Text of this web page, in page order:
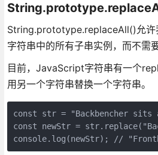
String.prototype.replaceAll()允许
字符串中的所有子串实例，而不需
目前，JavaScript字符串有一个
用另一个字符串替换一个字符串。
const str = "Backbencher sits
const newStr =
console.log(newStr); //